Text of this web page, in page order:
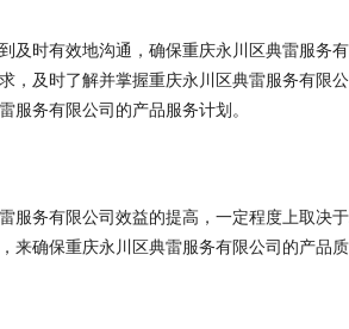
时有效地沟通，确保重庆永川区典雷服务
，及时了解并掌握重庆永川区典雷服务有限
服务有限公司的产品服务计划。
服务有限公司效益的提高，一定程度上取决
确保重庆永川区典雷服务有限公司的产品质